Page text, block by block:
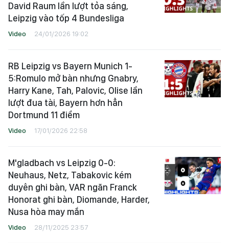
David Raum lần lượt tỏa sáng,
Leipzig vào tốp 4 Bundesliga
Video 24/01/2026 19:02
RB Leipzig vs Bayern Munich 1-
5:Romulo mở bàn nhưng Gnabry,
Harry Kane, Tah, Palovic, Olise lần
lượt đua tài, Bayern hơn hẳn
Dortmund 11 điểm
Video 17/01/2026 22:58
M'gladbach vs Leipzig 0-0:
Neuhaus, Netz, Tabakovic kém
duyên ghi bàn, VAR ngăn Franck
Honorat ghi bàn, Diomande, Harder,
Nusa hòa may mắn
Video 28/11/2025 23:57